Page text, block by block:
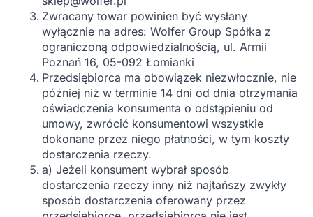
Zwracany towar powinien być wysłany
wyłącznie na adres: Wolfer Group Spółka z
ograniczoną odpowiedzialnością, ul. Armii
Poznań 16, 05-092 Łomianki
Przedsiębiorca ma obowiązek niezwłocznie, nie
później niż w terminie 14 dni od dnia otrzymania
oświadczenia konsumenta o odstąpieniu od
umowy, zwrócić konsumentowi wszystkie
dokonane przez niego płatności, w tym koszty
dostarczenia rzeczy.
a) Jeżeli konsument wybrał sposób
dostarczenia rzeczy inny niż najtańszy zwykły
sposób dostarczenia oferowany przez